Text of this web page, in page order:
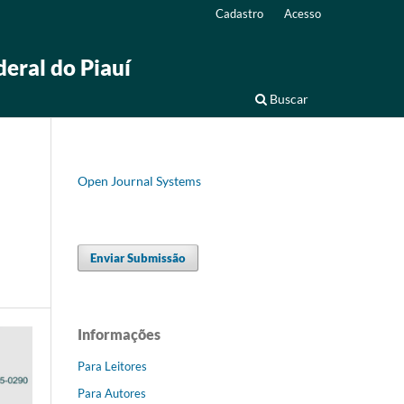
do Piauí
Buscar
Cadastro Acesso
Open Journal Systems
Enviar Submissão
Informações
Para Leitores
Para Autores